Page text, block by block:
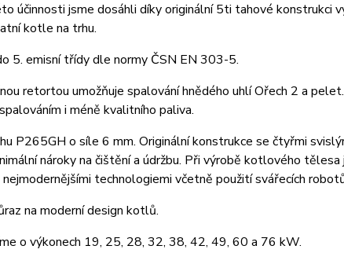
účinnosti jsme dosáhli díky originální 5ti tahové konstrukci
kotle na trhu.
5. emisní třídy dle normy ČSN EN 303-5.
retortou umožňuje spalování hnědého uhlí Ořech 2 a
i méně kvalitního paliva.
P265GH o síle 6 mm. Originální konstrukce se čtyřmi
nároky na čištění a údržbu. Při výrobě kotlového tělesa
technologiemi včetně použití svářecích
na moderní design kotlů.
o výkonech 19, 25, 28, 32, 38, 42, 49, 60 a 76 kW.